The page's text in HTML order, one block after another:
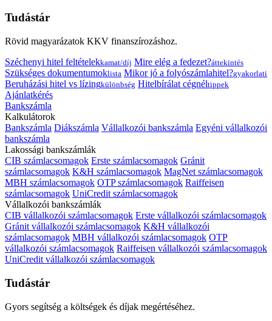
Tudástár
Rövid magyarázatok KKV finanszírozáshoz.
Széchenyi hitel feltételekkamat/díj Mire elég a fedezet?áttekintés
Szükséges dokumentumoklista Mikor jó a folyószámlahitel?gyakorlati
Beruházási hitel vs lízingkülönbség Hitelbírálat cégnéltippek
Ajánlatkérés
Bankszámla
Kalkulátorok
Bankszámla Diákszámla Vállalkozói bankszámla Egyéni vállalkozói
bankszámla
Lakossági bankszámlák
CIB számlacsomagok Erste számlacsomagok Gránit
számlacsomagok K&H számlacsomagok MagNet számlacsomagok
MBH számlacsomagok OTP számlacsomagok Raiffeisen
számlacsomagok UniCredit számlacsomagok
Vállalkozói bankszámlák
CIB vállalkozói számlacsomagok Erste vállalkozói számlacsomagok
Gránit vállalkozói számlacsomagok K&H vállalkozói
számlacsomagok MBH vállalkozói számlacsomagok OTP
vállalkozói számlacsomagok Raiffeisen vállalkozói számlacsomagok
UniCredit vállalkozói számlacsomagok
Tudástár
Gyors segítség a költségek és díjak megértéséhez.